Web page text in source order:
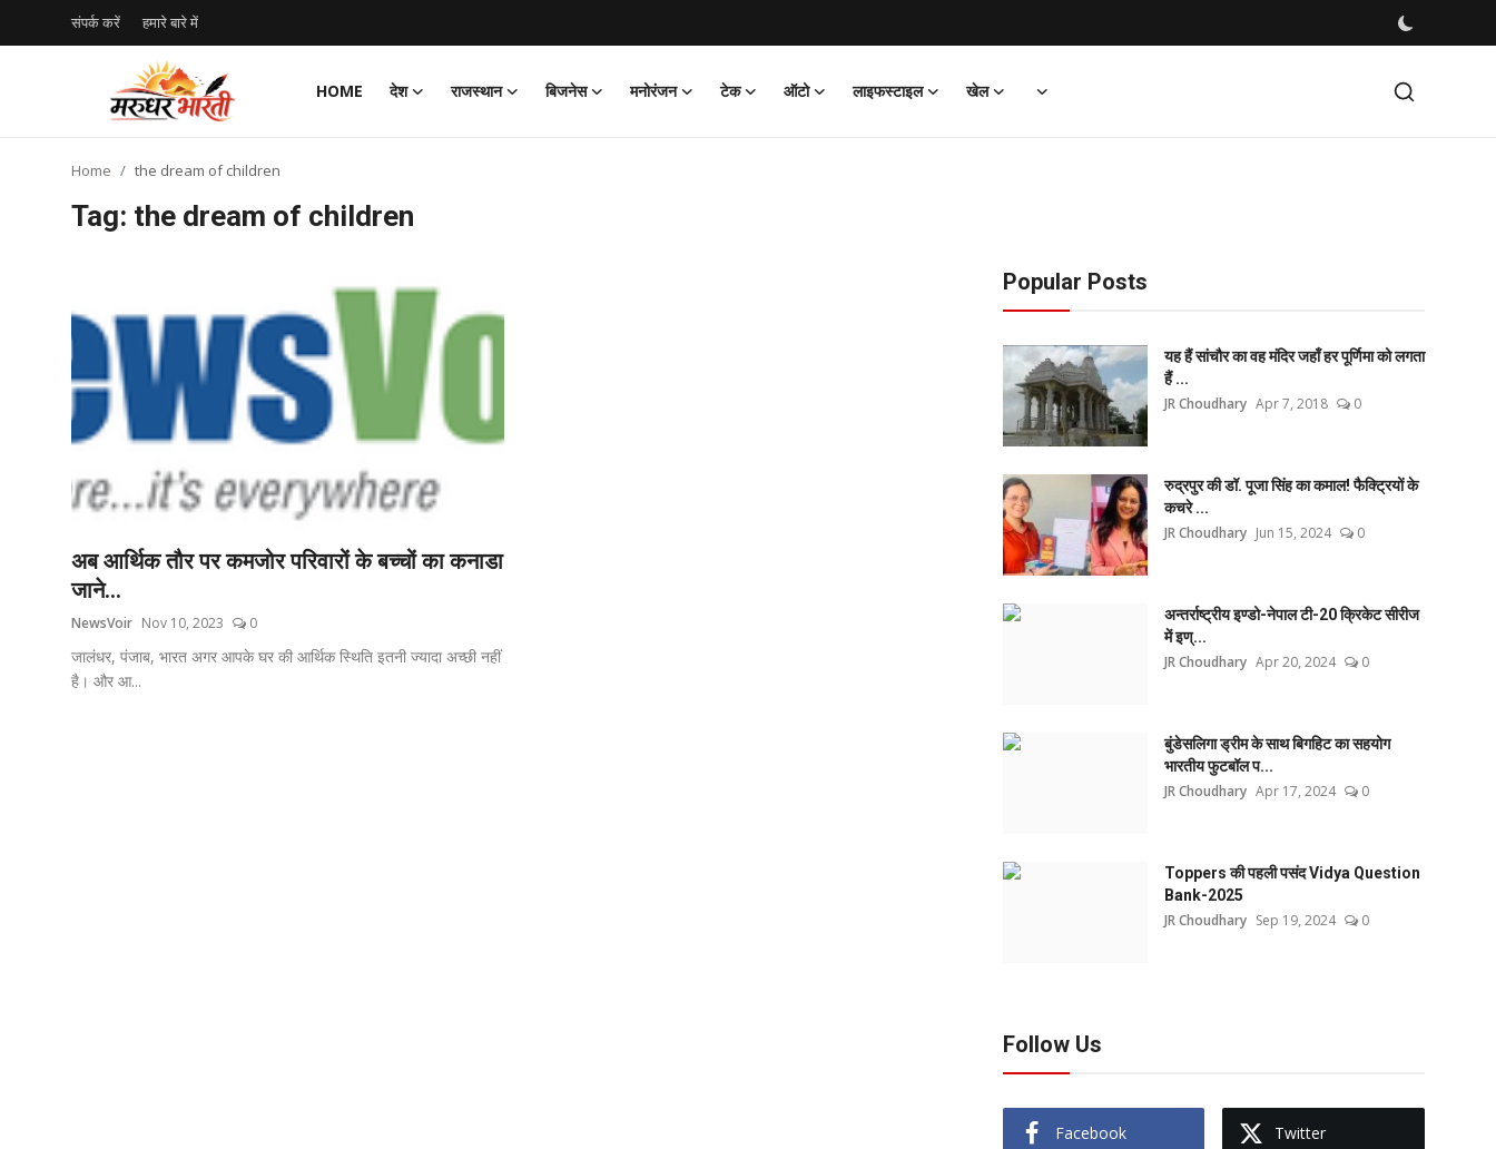
संपर्क करें हमारे बारे में
HOME देश राजस्थान बिजनेस मनोरंजन टेक ऑटो लाइफस्टाइल खेल
राजस्थान
लाइफस्टाइल
Home the dream of children
Tag: the dream of children
अब आर्थिक तौर पर कमजोर परिवारों के बच्चों का कनाडा
जाने...
NewsVoir Nov 10, 2023 0
जालंधर, पंजाब, भारत अगर आपके घर की आर्थिक स्थिति इतनी ज्यादा अच्छी नहीं
है। और आ...
Popular Posts
यह हैं सांचौर का वह मंदिर जहाँ हर पूर्णिमा को लगता
हैं ...
JR Choudhary Apr 7, 2018 0
रुद्रपुर की डॉ. पूजा सिंह का कमाल! फैक्ट्रियों के
कचरे ...
JR Choudhary Jun 15, 2024 0
अन्तर्राष्ट्रीय इण्डो-नेपाल टी-20 क्रिकेट सीरीज
में इण्...
JR Choudhary Apr 20, 2024 0
बुंडेसलिगा ड्रीम के साथ बिगहिट का सहयोग
भारतीय फुटबॉल प...
JR Choudhary Apr 17, 2024 0
Toppers की पहली पसंद Vidya Question
Bank-2025
JR Choudhary Sep 19, 2024 0
Follow Us
Facebook Twitter